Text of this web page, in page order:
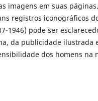
imagens em suas
registros iconográficos
1946) pode ser
da publicidade ilustrada
dos homens na